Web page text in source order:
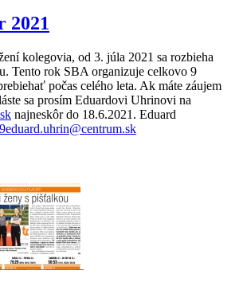
2021
kolegovia, od 3. júla 2021 sa rozbieha
Tento rok SBA organizuje celkovo 9
počas celého leta. Ak máte záujem
sa prosím Eduardovi Uhrinovi na
najneskôr do 18.6.2021. Eduard